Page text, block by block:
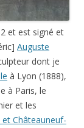
et est signé et
Auguste
dont je
à Lyon (1888),
à Paris, le
et les
et Châteauneuf-